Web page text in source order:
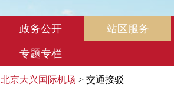
政务公开 站区服务
专题专栏
北京大兴国际机场 > 交通接驳